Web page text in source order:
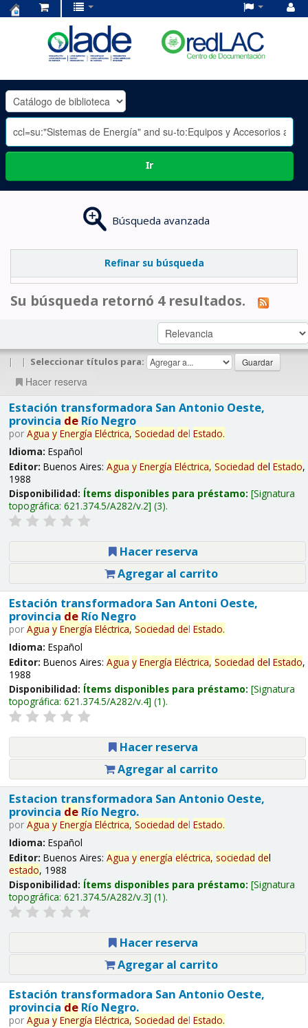
OLADE
-
Ir
Búsqueda avanzada
Refinar su búsqueda
Su búsqueda retornó 4 resultados.
| | Seleccionar títulos para:
Hacer reserva
Estación transformadora San Antonio Oeste,
provincia deRío Negro
por Agua y Energía Eléctrica, Sociedad del Estado.
Idioma: Español
Editor: Buenos Aires: Agua y Energía Eléctrica, Sociedad del Estado,
1988
Disponibilidad: Ítems disponibles para préstamo: Signatura
topográfica: 621.374.5/A282/v.2 (3).
Hacer reserva
Agregar al carrito
Estación transformadora San Antoni Oeste,
provincia deRío Negro
por Agua y Energía Eléctrica, Sociedad del Estado.
Idioma: Español
Editor: Buenos Aires: Agua y Energía Eléctrica, Sociedad del Estado,
1988
Disponibilidad: Ítems disponibles para préstamo: Signatura
topográfica: 621.374.5/A282/v.4 (1).
Hacer reserva
Agregar al carrito
Estacion transformadora San Antonio Oeste,
provincia deRío Negro.
por Agua y Energía Eléctrica, Sociedad del Estado.
Idioma: Español
Editor: Buenos Aires: Agua y energía eléctrica, sociedad del
estado, 1988
Disponibilidad: Ítems disponibles para préstamo: Signatura
topográfica: 621.374.5/A282/v.3 (1).
Hacer reserva
Agregar al carrito
Estación transformadora San Antonio Oeste,
provincia deRío Negro.
por Agua y Energía Eléctrica, Sociedad del Estado.